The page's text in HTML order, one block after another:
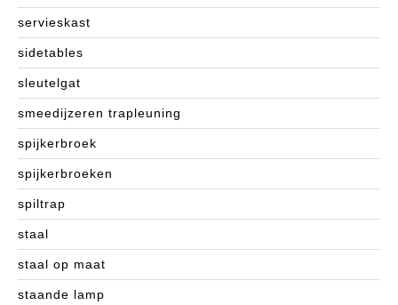
servieskast
sidetables
sleutelgat
smeedijzeren trapleuning
spijkerbroek
spijkerbroeken
spiltrap
staal
staal op maat
staande lamp